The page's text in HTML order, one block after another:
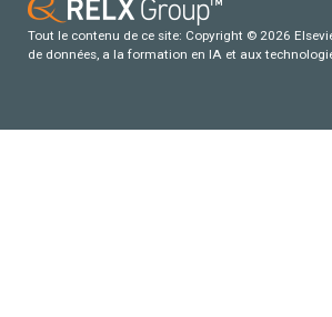
Tout le contenu de ce site: Copyright © 2026
de données, a la formation en IA et aux